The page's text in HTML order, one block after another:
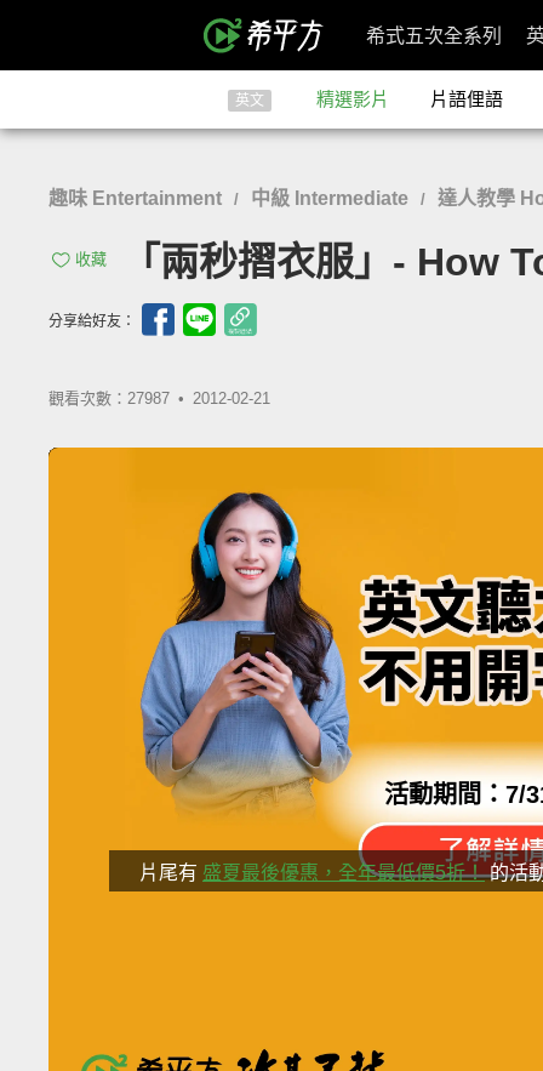
希式五次全系列
英文 精選影片 片語俚語
趣味 Entertainment / 中級 Intermediate / 達人教學
收藏 「兩秒摺衣服」- How
分享給好友：
觀看次數：27987 • 2012-02-21
片尾有 盛夏最後優惠，全年最低價5折！的活
活動期間：7/
別把願望，等成遺憾